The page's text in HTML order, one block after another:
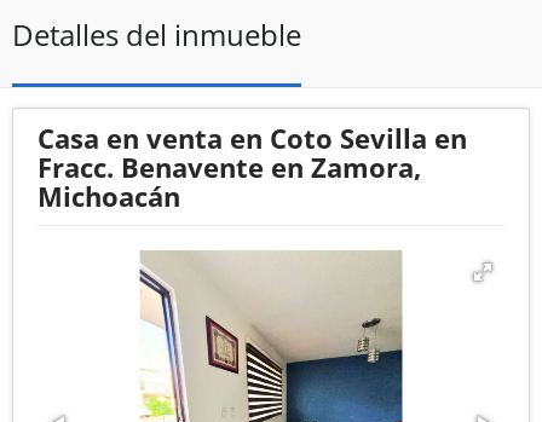
Detalles del inmueble
Casa en venta en Coto Sevilla en
Fracc. Benavente en Zamora,
Michoacán